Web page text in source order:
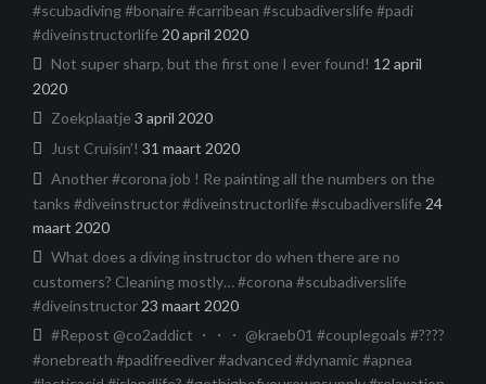
#scubadiving #bonaire #carribean #scubadiverslife #padi
#diveinstructorlife 20 april 2020
Not super sharp, but the first one I ever found! 12 april
2020
Zoekplaatje 3 april 2020
Just Cruisin’! 31 maart 2020
Another #corona job ! Re painting all the numbers on the
tanks #diveinstructor #diveinstructorlife #scubadiverslife 24
maart 2020
What does a diving instructor do when there are no
customers? Cleaning mostly… #corona #scubadiverslife
#diveinstructor23 maart 2020
#Repost @co2addict ・・・ @kraeb01 #couplegoals #????
#onebreath #padifreediver #advanced #dynamic #apnea